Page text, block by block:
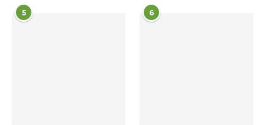
5 6